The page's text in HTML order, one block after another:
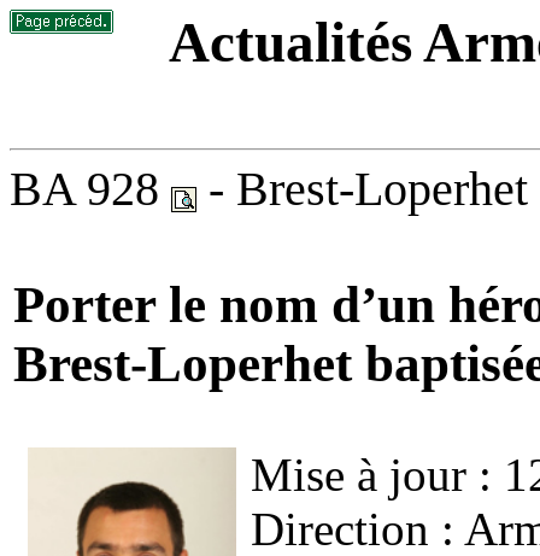
Actualités
BA 928 - Brest-Loperhet
Porter le nom d’un
Brest-Loperhet
Mise à jour :
Direction :